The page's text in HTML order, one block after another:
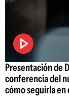
Presentación de
conferencia del
cómo seguirla en